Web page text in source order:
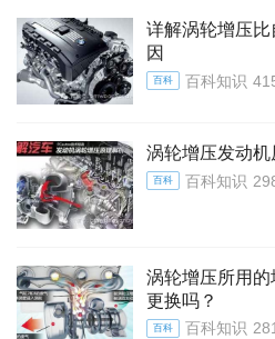
详解涡轮增压
因
百科 百科知识
涡轮增压发动
百科 百科知识
涡轮增压所用
更换吗？
百科 百科知识